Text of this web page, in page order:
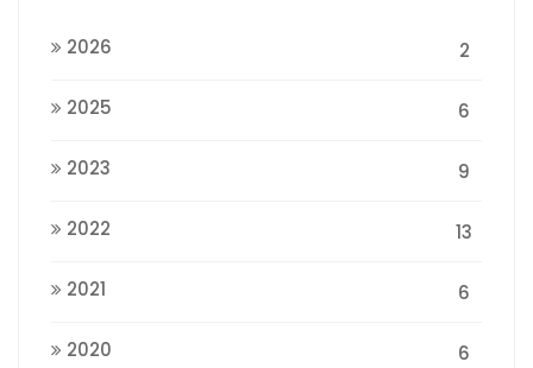
2026 2
2025 6
2023 9
2022 13
2021 6
2020 6